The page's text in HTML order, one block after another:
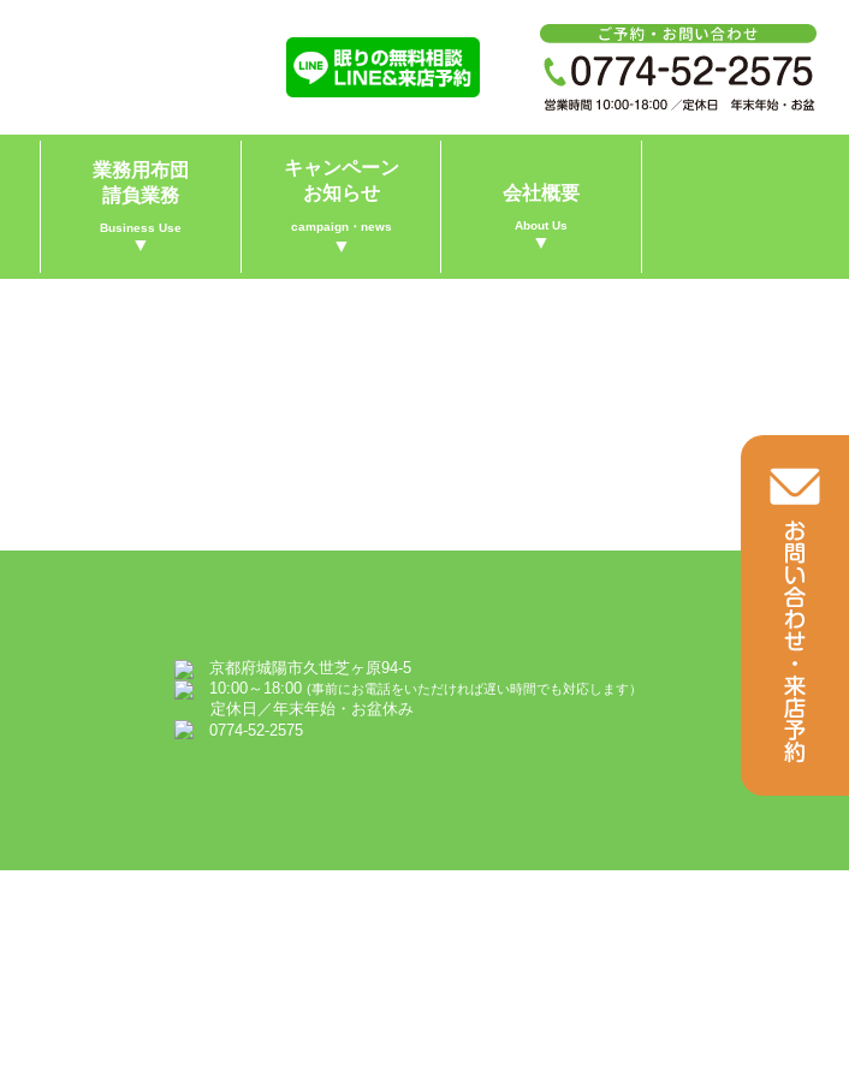
業務用布団
請負業務
Business Use
▼
キャンペーン
お知らせ
campaign・news
▼
会社概要
About Us
▼
京都府城陽市久世芝ヶ原94-5
10:00～18:00 (事前にお電話をいただければ遅い時間でも対応します）
定休日／年末年始・お盆休み
0774-52-2575